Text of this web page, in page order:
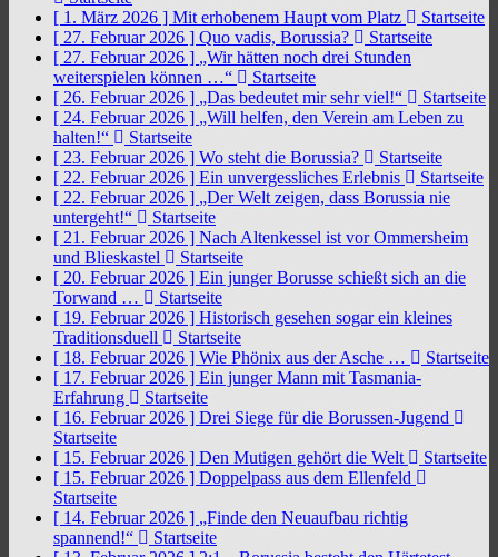
[ 1. März 2026 ] Mit erhobenem Haupt vom Platz
Startseite
[ 27. Februar 2026 ] Quo vadis, Borussia?
Startseite
[ 27. Februar 2026 ] „Wir hätten noch drei Stunden
weiterspielen können …“
Startseite
[ 26. Februar 2026 ] „Das bedeutet mir sehr viel!“
Startseite
[ 24. Februar 2026 ] „Will helfen, den Verein am Leben zu
halten!“
Startseite
[ 23. Februar 2026 ] Wo steht die Borussia?
Startseite
[ 22. Februar 2026 ] Ein unvergessliches Erlebnis
Startseite
[ 22. Februar 2026 ] „Der Welt zeigen, dass Borussia nie
untergeht!“
Startseite
[ 21. Februar 2026 ] Nach Altenkessel ist vor Ommersheim
und Blieskastel
Startseite
[ 20. Februar 2026 ] Ein junger Borusse schießt sich an die
Torwand …
Startseite
[ 19. Februar 2026 ] Historisch gesehen sogar ein kleines
Traditionsduell
Startseite
[ 18. Februar 2026 ] Wie Phönix aus der Asche …
Startseite
[ 17. Februar 2026 ] Ein junger Mann mit Tasmania-
Erfahrung
Startseite
[ 16. Februar 2026 ] Drei Siege für die Borussen-Jugend
Startseite
[ 15. Februar 2026 ] Den Mutigen gehört die Welt
Startseite
[ 15. Februar 2026 ] Doppelpass aus dem Ellenfeld
Startseite
[ 14. Februar 2026 ] „Finde den Neuaufbau richtig
spannend!“
Startseite